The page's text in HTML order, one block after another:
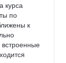
курса
по
к
встроенные